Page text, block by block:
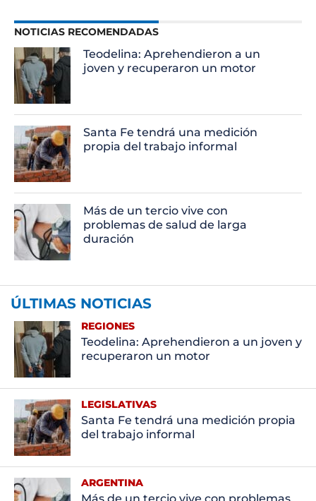
NOTICIAS RECOMENDADAS
Teodelina: Aprehendieron a un
joven y recuperaron un motor
Santa Fe tendrá una medición
propia del trabajo informal
Más de un tercio vive con
problemas de salud de larga
duración
ÚLTIMAS NOTICIAS
REGIONES
Teodelina: Aprehendieron a un joven y
recuperaron un motor
LEGISLATIVAS
Santa Fe tendrá una medición propia
del trabajo informal
ARGENTINA